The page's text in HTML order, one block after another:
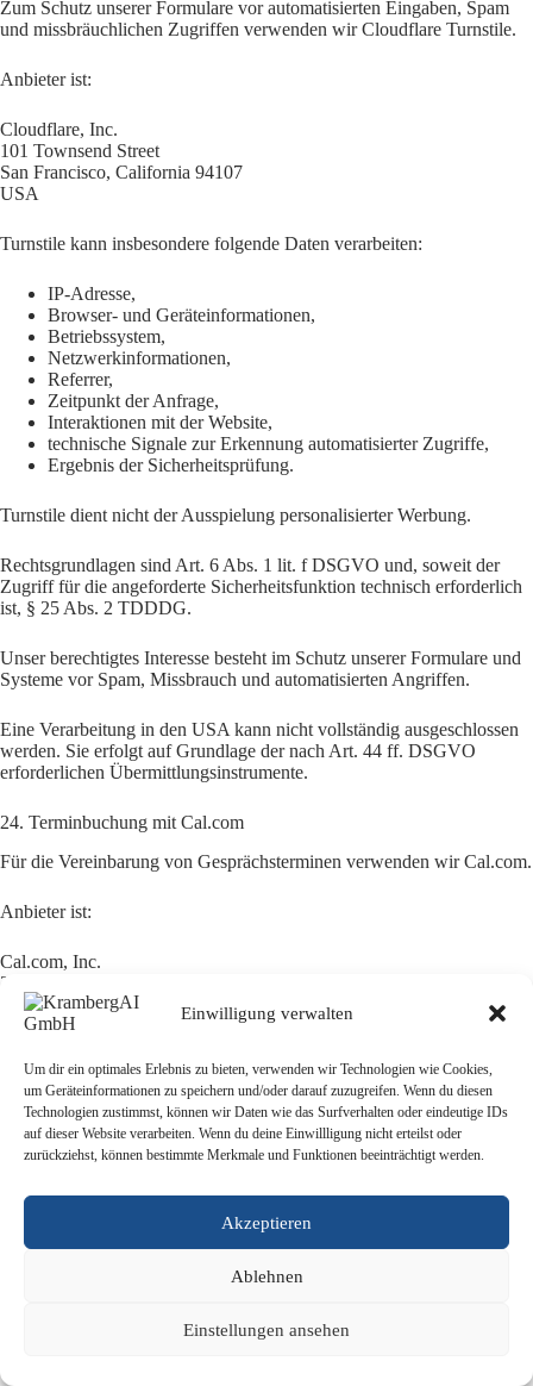
Einwilligung verwalten
Um dir ein optimales Erlebnis zu bieten, verwenden wir Technologien wie Cookies,
um Geräteinformationen zu speichern und/oder darauf zuzugreifen. Wenn du diesen
Technologien zustimmst, können wir Daten wie das Surfverhalten oder eindeutige IDs
auf dieser Website verarbeiten. Wenn du deine Einwillligung nicht erteilst oder
zurückziehst, können bestimmte Merkmale und Funktionen beeinträchtigt werden.
Akzeptieren
Ablehnen
Einstellungen ansehen
Zum Schutz unserer Formulare vor automatisierten Eingaben, Spam
und missbräuchlichen Zugriffen verwenden wir Cloudflare Turnstile.
Anbieter ist:
Cloudflare, Inc.
101 Townsend Street
San Francisco, California 94107
USA
Turnstile kann insbesondere folgende Daten verarbeiten:
IP-Adresse,
Browser- und Geräteinformationen,
Betriebssystem,
Netzwerkinformationen,
Referrer,
Zeitpunkt der Anfrage,
Interaktionen mit der Website,
technische Signale zur Erkennung automatisierter Zugriffe,
Ergebnis der Sicherheitsprüfung.
Turnstile dient nicht der Ausspielung personalisierter Werbung.
Rechtsgrundlagen sind Art. 6 Abs. 1 lit. f DSGVO und, soweit der
Zugriff für die angeforderte Sicherheitsfunktion technisch erforderlich
ist, § 25 Abs. 2 TDDDG.
Unser berechtigtes Interesse besteht im Schutz unserer Formulare und
Systeme vor Spam, Missbrauch und automatisierten Angriffen.
Eine Verarbeitung in den USA kann nicht vollständig ausgeschlossen
werden. Sie erfolgt auf Grundlage der nach Art. 44 ff. DSGVO
erforderlichen Übermittlungsinstrumente.
24. Terminbuchung mit Cal.com
Für die Vereinbarung von Gesprächsterminen verwenden wir Cal.com.
Anbieter ist:
Cal.com, Inc.
2261 Market Street #4382
San Francisco, California 94114
USA
Bei einer Terminbuchung können insbesondere folgende Daten
verarbeitet werden:
Name,
E-Mail-Adresse,
Zeitzone,
Angaben zum Gesprächsanlass,